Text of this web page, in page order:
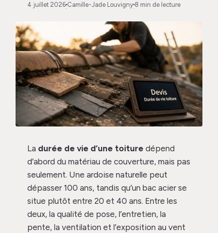
4 juillet 2026
·
Camille-Jade Louvigny
·
8 min de lecture
La durée de vie d’une toiture dépend
d’abord du matériau de couverture, mais pas
seulement. Une ardoise naturelle peut
dépasser 100 ans, tandis qu’un bac acier se
situe plutôt entre 20 et 40 ans. Entre les
deux, la qualité de pose, l’entretien, la
pente, la ventilation et l’exposition au vent